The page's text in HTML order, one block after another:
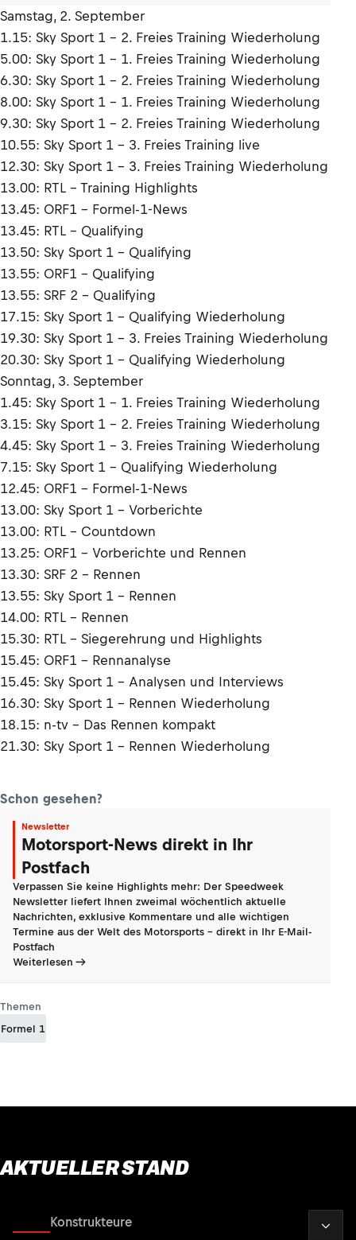
Samstag, 2. September
1.15: Sky Sport 1 – 2. Freies Training Wiederholung
5.00: Sky Sport 1 – 1. Freies Training Wiederholung
6.30: Sky Sport 1 – 2. Freies Training Wiederholung
8.00: Sky Sport 1 – 1. Freies Training Wiederholung
9.30: Sky Sport 1 – 2. Freies Training Wiederholung
10.55: Sky Sport 1 – 3. Freies Training live
12.30: Sky Sport 1 – 3. Freies Training Wiederholung
13.00: RTL – Training Highlights
13.45: ORF1 – Formel-1-News
13.45: RTL – Qualifying
13.50: Sky Sport 1 – Qualifying
13.55: ORF1 – Qualifying
13.55: SRF 2 – Qualifying
17.15: Sky Sport 1 – Qualifying Wiederholung
19.30: Sky Sport 1 – 3. Freies Training Wiederholung
20.30: Sky Sport 1 – Qualifying Wiederholung
Sonntag, 3. September
1.45: Sky Sport 1 – 1. Freies Training Wiederholung
3.15: Sky Sport 1 – 2. Freies Training Wiederholung
4.45: Sky Sport 1 – 3. Freies Training Wiederholung
7.15: Sky Sport 1 – Qualifying Wiederholung
12.45: ORF1 – Formel-1-News
13.00: Sky Sport 1 – Vorberichte
13.00: RTL – Countdown
13.25: ORF1 – Vorberichte und Rennen
13.30: SRF 2 – Rennen
13.55: Sky Sport 1 – Rennen
14.00: RTL – Rennen
15.30: RTL – Siegerehrung und Highlights
15.45: ORF1 – Rennanalyse
15.45: Sky Sport 1 – Analysen und Interviews
16.30: Sky Sport 1 – Rennen Wiederholung
18.15: n-tv – Das Rennen kompakt
21.30: Sky Sport 1 – Rennen Wiederholung
Schon gesehen?
Newsletter
Motorsport-News direkt in Ihr
Postfach
Verpassen Sie keine Highlights mehr: Der Speedweek
Newsletter liefert Ihnen zweimal wöchentlich aktuelle
Nachrichten, exklusive Kommentare und alle wichtigen
Termine aus der Welt des Motorsports - direkt in Ihr E-Mail-
Postfach
Weiterlesen
Themen
Formel 1
AKTUELLER STAND
Konstrukteure